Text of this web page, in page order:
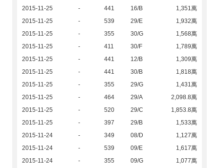
2015-11-25
- 441 16/B
1,351萬
2015-11-25
- 539 29/E
1,932萬
2015-11-25
- 355 30/G
1,568萬
2015-11-25
- 411 30/F
1,789萬
2015-11-25
- 441 12/B
1,309萬
2015-11-25
- 441 30/B
1,818萬
2015-11-25
- 355 29/G
1,431萬
2015-11-25
- 464 29/A
2,098.8萬
2015-11-25
- 520 29/C
1,853.8萬
2015-11-25
- 397 29/B
1,533萬
2015-11-24
- 349 08/D
1,127萬
2015-11-24
- 539 09/E
1,617萬
2015-11-24
- 355 09/G
1,077萬